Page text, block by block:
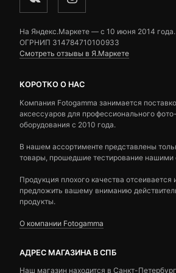
На Яндекс.Маркете — c 10 июня 2014 года.
ОГРНИП 314784710100933
Смотреть отзывы в Я.Маркете
КОРОТКО О НАС
Компания Fotogamma занимается
аксессуаров для профессионального
оборудования с 2010 года.
В нашем ассортименте представлены
товары, прошедшие тестирование нашими
Продукция плохого качества
предложить вашему вниманию
продукты.
О компании Fotogamma
АДРЕС МАГАЗИНА В СПБ
Наш магазин находится в Санкт-